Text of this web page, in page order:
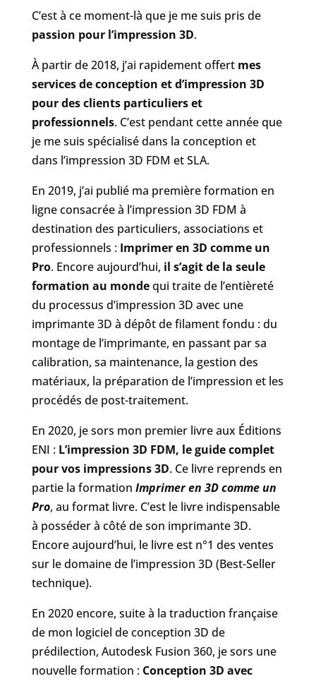
C’est à ce moment-là que je me suis pris de
passion pour l’impression 3D.
À partir de 2018, j’ai rapidement offert mes
services de conception et d’impression 3D
pour des clients particuliers et
professionnels. C’est pendant cette année que
je me suis spécialisé dans la conception et
dans l’impression 3D FDM et SLA.
En 2019, j’ai publié ma première formation en
ligne consacrée à l’impression 3D FDM à
destination des particuliers, associations et
professionnels : Imprimer en 3D comme un
Pro. Encore aujourd’hui, il s’agit de la seule
formation au mondequi traite de l’entièreté
du processus d’impression 3D avec une
imprimante 3D à dépôt de filament fondu : du
montage de l’imprimante, en passant par sa
calibration, sa maintenance, la gestion des
matériaux, la préparation de l’impression et les
procédés de post-traitement.
En 2020, je sors mon premier livre aux Éditions
ENI : L’impression 3D FDM, le guide complet
pour vos impressions 3D. Ce livre reprends en
partie la formation Imprimer en 3D comme un
Pro, au format livre. C’est le livre indispensable
à posséder à côté de son imprimante 3D.
Encore aujourd’hui, le livre est n°1 des ventes
sur le domaine de l’impression 3D (Best-Seller
technique).
En 2020 encore, suite à la traduction française
de mon logiciel de conception 3D de
prédilection, Autodesk Fusion 360, je sors une
nouvelle formation : Conception 3D avec